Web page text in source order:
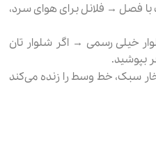
فصل → فلانل برای هوای سرد،
خیلی رسمی → اگر شلوار تان
بپوشید.
سبک، خط وسط را زنده می‌کند